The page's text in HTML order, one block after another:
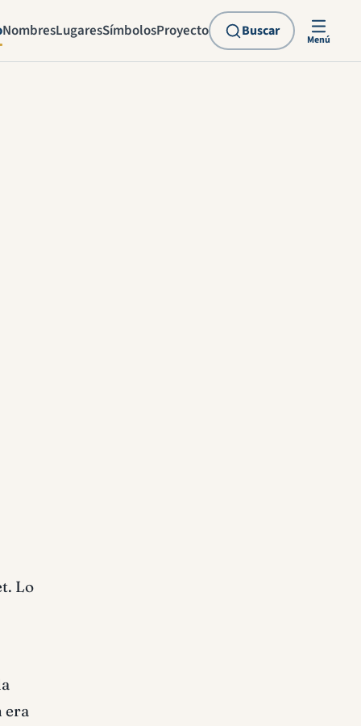
NombresLugaresSímbolosProyecto Buscar
Menú
Lo
era